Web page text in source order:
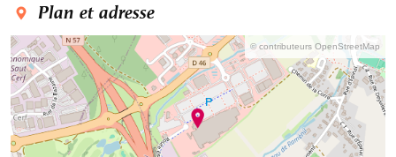
Plan et adresse
© contributeurs OpenStreetMap